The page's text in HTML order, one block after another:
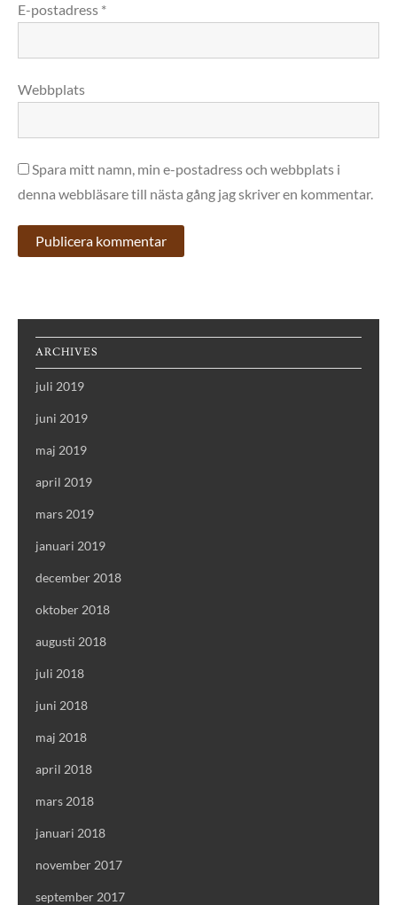
E-postadress *
Webbplats
Spara mitt namn, min e-postadress och webbplats i
denna webbläsare till nästa gång jag skriver en kommentar.
ARCHIVES
juli 2019
juni 2019
maj 2019
april 2019
mars 2019
januari 2019
december 2018
oktober 2018
augusti 2018
juli 2018
juni 2018
maj 2018
april 2018
mars 2018
januari 2018
november 2017
september 2017